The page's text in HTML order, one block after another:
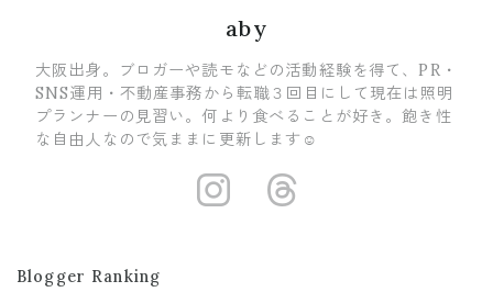
aby
大阪出身。ブロガーや読モなどの活動経験を得て、PR・
SNS運用・不動産事務から転職３回目にして現在は照明
プランナーの見習い。何より食べることが好き。飽き性
な自由人なので気ままに更新します☺
https://
Blogger Ranking